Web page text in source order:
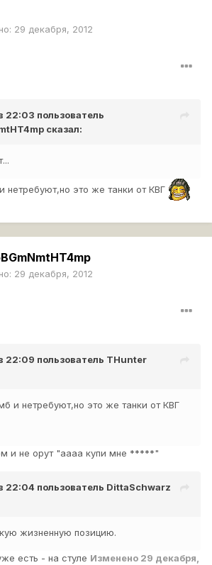
29 декабря, 2012
22:03 пользователь
сказал:
нетребуют,но это же танки от КВГ
29 декабря, 2012
22:09 пользователь THunter
и нетребуют,но это же танки от КВГ
и не орут "аааа купи мне *****"
22:04 пользователь DittaSchwarz
жизненную позицию.
есть - на стуле Изменено 29 декабря,